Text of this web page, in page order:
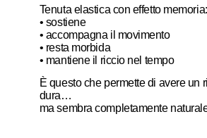
Tenuta elastica con effetto memoria:
• sostiene
• accompagna il movimento
• resta morbida
• mantiene il riccio nel tempo
È questo che permette di avere un
dura…
ma sembra completamente